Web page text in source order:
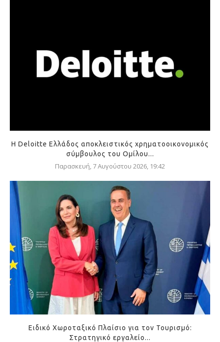
Η Deloitte Ελλάδος αποκλειστικός χρηματοοικονομικός
σύμβουλος του Ομίλου...
Παρασκευή, 7 Αυγούστου 2026, 19:42
Ειδικό Χωροταξικό Πλαίσιο για τον Τουρισμό:
Στρατηγικό εργαλείο...